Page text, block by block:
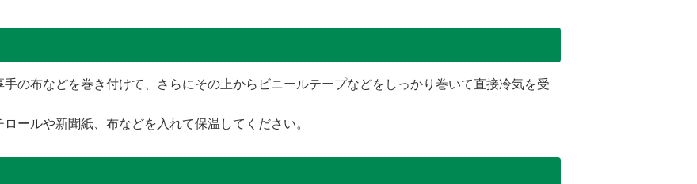
の布などを巻き付けて、さらにその上からビニールテープなどをしっかり巻いて直接冷気を受
ールや新聞紙、布などを入れて保温してください。